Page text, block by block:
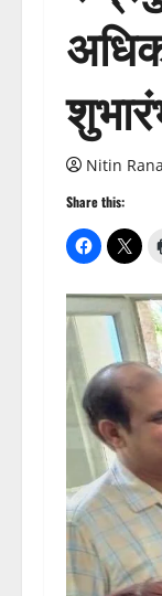
Nitin Rana
Share this: